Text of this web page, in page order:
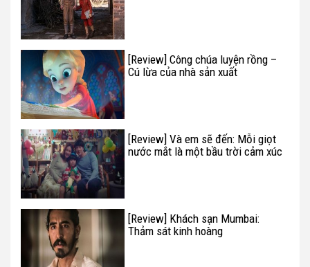
[Review] Công chúa luyện rồng –
Cú lừa của nhà sản xuất
[Review] Và em sẽ đến: Mỗi giọt
nước mắt là một bầu trời cảm xúc
[Review] Khách sạn Mumbai:
Thảm sát kinh hoàng